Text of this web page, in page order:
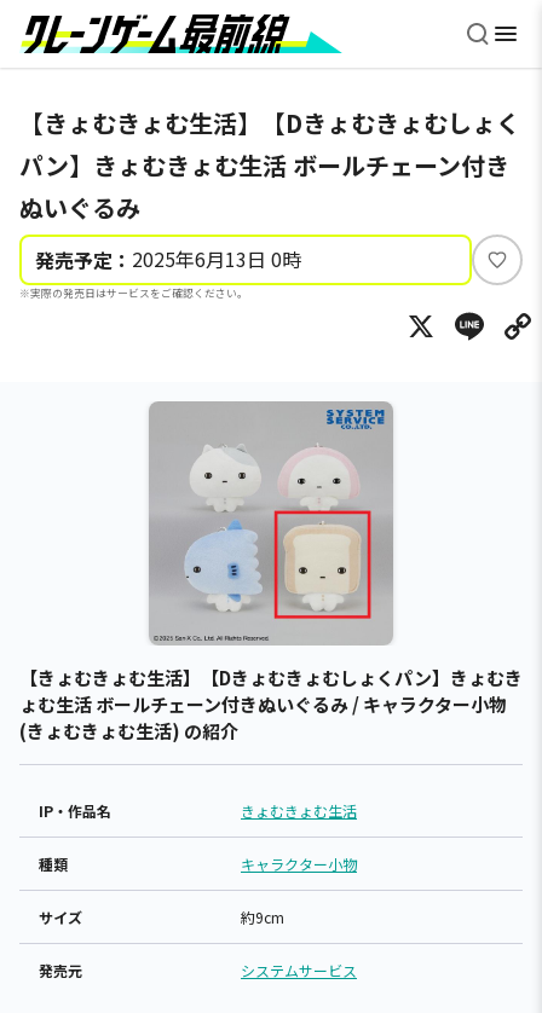
【きょむきょむ生活】【Dきょむきょむしょく
パン】きょむきょむ生活 ボールチェーン付き
ぬいぐるみ
発売予定： 2025年6月13日 0時
※実際の発売日はサービスをご確認ください。
い
ね
X
【きょむきょむ生活】【Dきょむきょむしょくパン】きょむき
ょむ生活 ボールチェーン付きぬいぐるみ / キャラクター小物
(きょむきょむ生活) の紹介
IP・作品名 きょむきょむ生活
種類 キャラクター小物
サイズ 約9cm
発売元 システムサービス